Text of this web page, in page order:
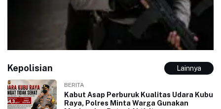
Kepolisian Lainnya
BERITA
Kabut Asap Perburuk Kualitas Udara Kubu
Raya, Polres Minta Warga Gunakan